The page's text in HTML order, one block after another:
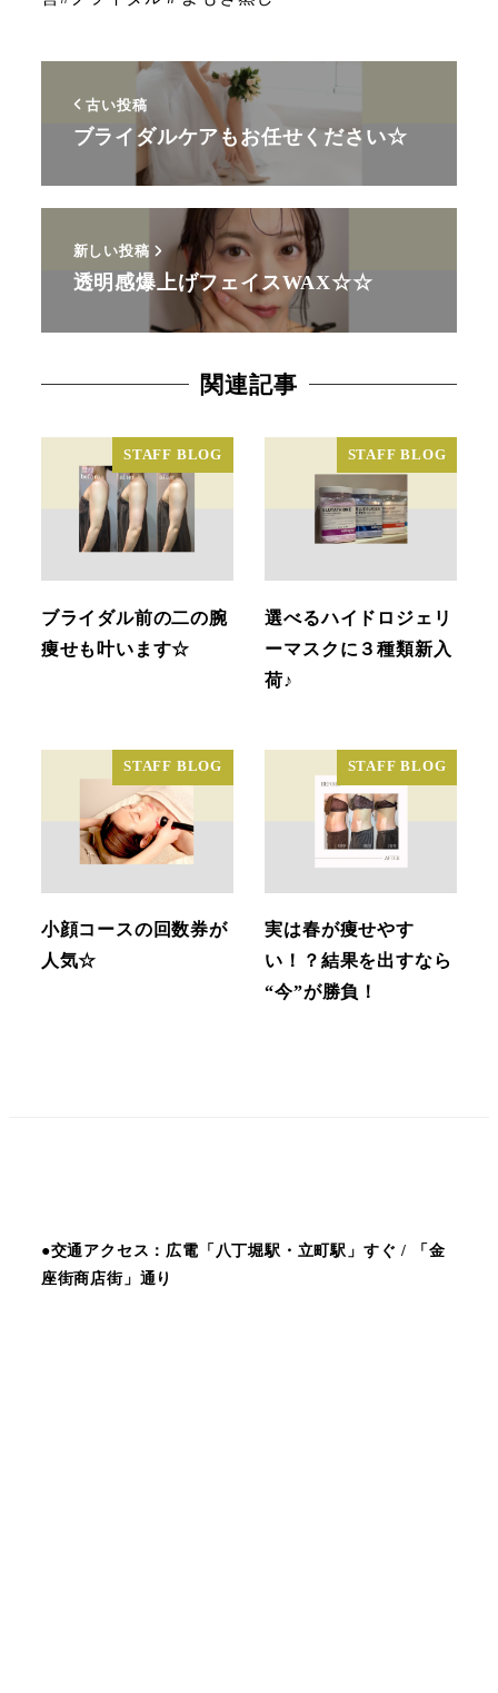
古い投稿
ブライダルケアもお任せください☆
新しい投稿
透明感爆上げフェイスWAX☆☆
関連記事
STAFF BLOG
ブライダル前の二の腕
痩せも叶います☆
STAFF BLOG
選べるハイドロジェリ
ーマスクに３種類新入
荷♪
STAFF BLOG
小顔コースの回数券が
人気☆
STAFF BLOG
実は春が痩せやす
い！？結果を出すなら
“今”が勝負！
●交通アクセス：広電「八丁堀駅・立町駅」すぐ / 「金
座街商店街」通り